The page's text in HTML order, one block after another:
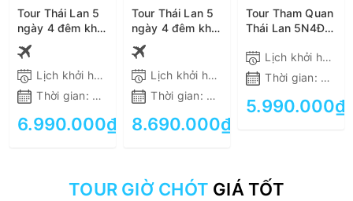
Tour Thái Lan 5
ngày 4 đêm khởi
hành từ Tp.Hồ
Chí Minh
Lịch khởi hành:
Theo khách hàng
Thời gian: 5N4Đ
6.990.000₫ ĐẶT TOUR
Tour Thái Lan 5
ngày 4 đêm khởi
hành từ Hà Nội
Lịch khởi hành:
Theo khách hàng
Thời gian: 5N4Đ
8.690.000₫
Tour Tham Quan
Thái Lan 5N4Đ (
VietJet/Vietnam
Airline ) 5.990K
Lịch khởi hành:
Thời gian: 5N4Đ
5.990.000₫
TOUR GIỜ CHÓT GIÁ TỐT